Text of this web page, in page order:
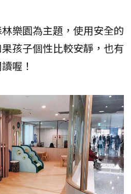
樂園為主題，使用安全的
孩子個性比較安靜，也有
喔！